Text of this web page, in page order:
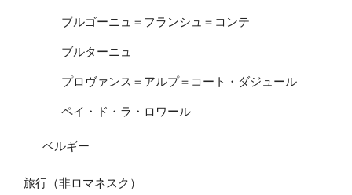
ブルゴーニュ＝フランシュ＝コンテ
ブルターニュ
プロヴァンス＝アルプ＝コート・ダジュール
ペイ・ド・ラ・ロワール
ベルギー
旅行（非ロマネスク）